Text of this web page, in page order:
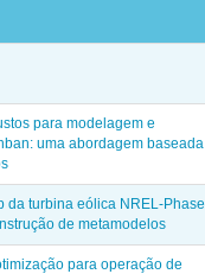
para modelagem e
uma abordagem baseada
da turbina eólica NREL-Phase
de metamodelos
para operação de